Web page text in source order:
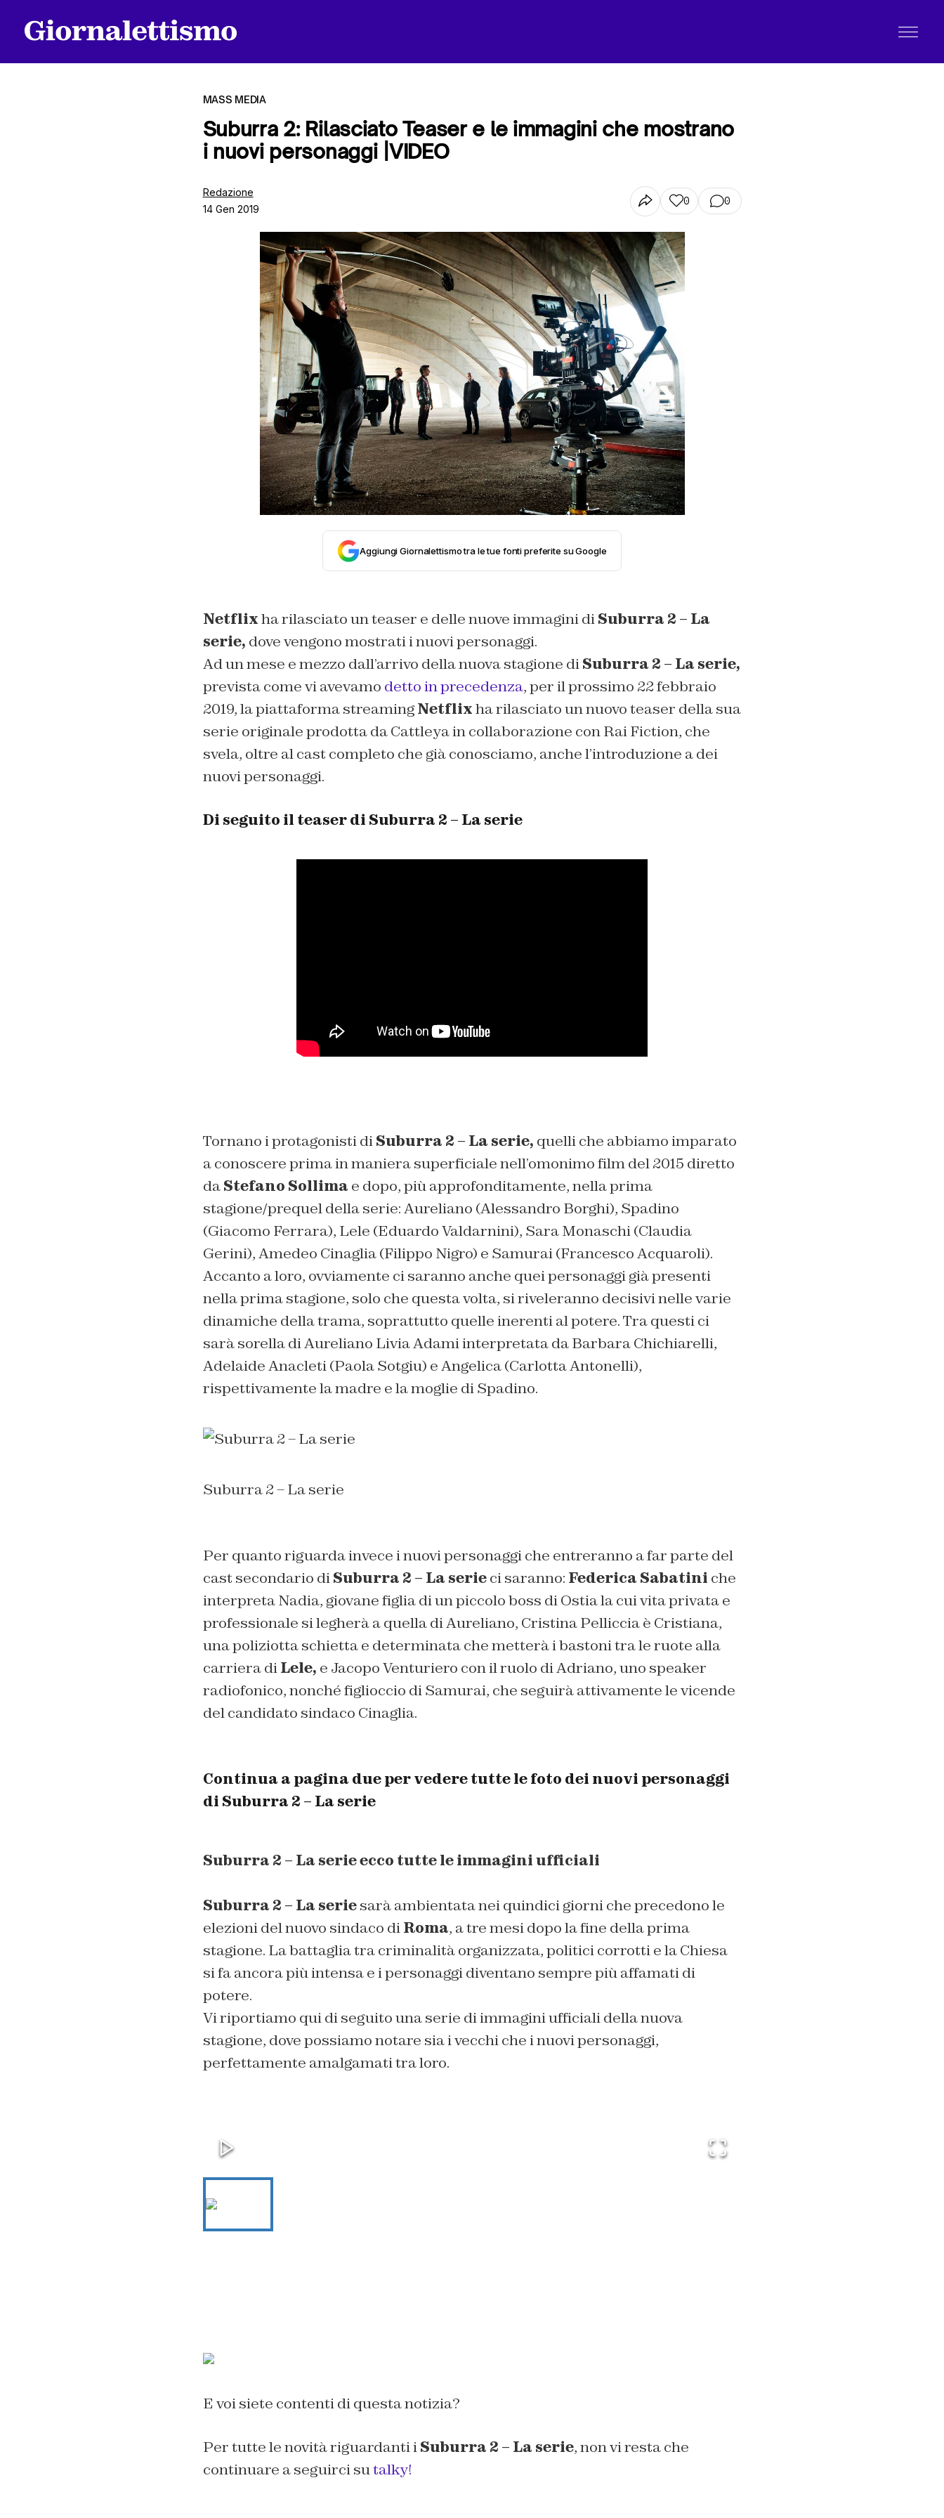
MASS MEDIA
Suburra 2: Rilasciato Teaser e le immagini che mostrano
i nuovi personaggi |VIDEO
Redazione
14 Gen 2019
0 0
Aggiungi Giornalettismo tra le tue fonti preferite su Google
Netflixha rilasciato un teaser e delle nuove immagini diSuburra 2 – La
serie, dove vengono mostrati i nuovi personaggi.
Ad un mese e mezzo dall’arrivo della nuova stagione diSuburra 2 – La serie,
prevista come vi avevamo detto in precedenza, per il prossimo 22 febbraio
2019, la piattaforma streamingNetflixha rilasciato un nuovo teaser della sua
serie originale prodotta da Cattleya in collaborazione con Rai Fiction, che
svela, oltre al cast completo che già conosciamo, anche l’introduzione a dei
nuovi personaggi.
Di seguito il teaser di Suburra 2 – La serie
Tornano i protagonisti diSuburra 2 – La serie, quelli che abbiamo imparato
a conoscere prima in maniera superficiale nell’omonimo film del 2015 diretto
daStefano Sollima e dopo, più approfonditamente, nella prima
stagione/prequel della serie: Aureliano (Alessandro Borghi), Spadino
(Giacomo Ferrara), Lele (Eduardo Valdarnini), Sara Monaschi (Claudia
Gerini), Amedeo Cinaglia (Filippo Nigro) e Samurai (Francesco Acquaroli).
Accanto a loro, ovviamente ci saranno anche quei personaggi già presenti
nella prima stagione, solo che questa volta, si riveleranno decisivi nelle varie
dinamiche della trama, soprattutto quelle inerenti al potere. Tra questi ci
sarà sorella di Aureliano Livia Adami interpretata da Barbara Chichiarelli,
Adelaide Anacleti (Paola Sotgiu) e Angelica (Carlotta Antonelli),
rispettivamente la madre e la moglie di Spadino.
Suburra 2 – La serie
Per quanto riguarda invece i nuovi personaggi che entreranno a far parte del
cast secondario diSuburra 2 – La serieci saranno: Federica Sabatini che
interpreta Nadia, giovane figlia di un piccolo boss di Ostia la cui vita privata e
professionale si legherà a quella di Aureliano, Cristina Pelliccia è Cristiana,
una poliziotta schietta e determinata che metterà i bastoni tra le ruote alla
carriera diLele, e Jacopo Venturiero con il ruolo di Adriano, uno speaker
radiofonico, nonché figlioccio di Samurai, che seguirà attivamente le vicende
del candidato sindaco Cinaglia.
Continua a pagina due per vedere tutte le foto dei nuovi personaggi
di Suburra 2 – La serie
Suburra 2 – La serie ecco tutte le immagini ufficiali
Suburra 2 – La seriesarà ambientata nei quindici giorni che precedono le
elezioni del nuovo sindaco diRoma, a tre mesi dopo la fine della prima
stagione. La battaglia tra criminalità organizzata, politici corrotti e la Chiesa
si fa ancora più intensa e i personaggi diventano sempre più affamati di
potere.
Vi riportiamo qui di seguito una serie di immagini ufficiali della nuova
stagione, dove possiamo notare sia i vecchi che i nuovi personaggi,
perfettamente amalgamati tra loro.
E voi siete contenti di questa notizia?
Per tutte le novità riguardanti iSuburra 2 – La serie, non vi resta che
continuare a seguirci sutalky!